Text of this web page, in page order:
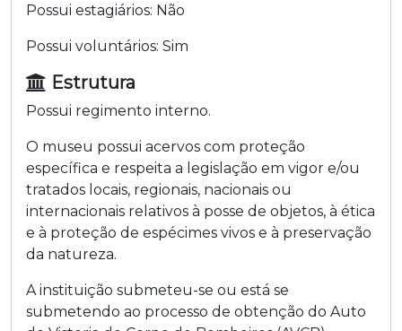
Possui estagiários: Não
Possui voluntários: Sim
Estrutura
Possui regimento interno.
O museu possui acervos com proteção
específica e respeita a legislação em vigor e/ou
tratados locais, regionais, nacionais ou
internacionais relativos à posse de objetos, à ética
e à proteção de espécimes vivos e à preservação
da natureza.
A instituição submeteu-se ou está se
submetendo ao processo de obtenção do Auto